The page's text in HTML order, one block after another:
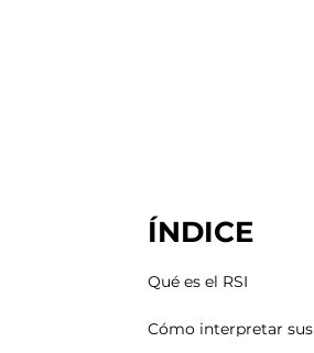
ÍNDICE
Qué es el RSI
Cómo interpretar sus